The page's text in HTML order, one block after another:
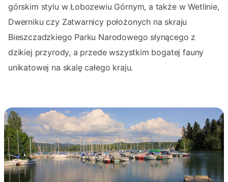
górskim stylu w Łobozewiu Górnym, a także w Wetlinie,
Dwerniku czy Zatwarnicy położonych na skraju
Bieszczadzkiego Parku Narodowego słynącego z
dzikiej przyrody, a przede wszystkim bogatej fauny
unikatowej na skalę całego kraju.